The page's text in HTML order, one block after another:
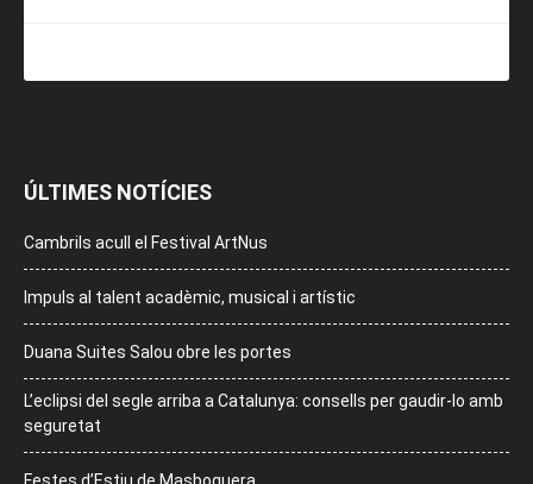
ÚLTIMES NOTÍCIES
Cambrils acull el Festival ArtNus
Impuls al talent acadèmic, musical i artístic
Duana Suites Salou obre les portes
L’eclipsi del segle arriba a Catalunya: consells per gaudir-lo amb
seguretat